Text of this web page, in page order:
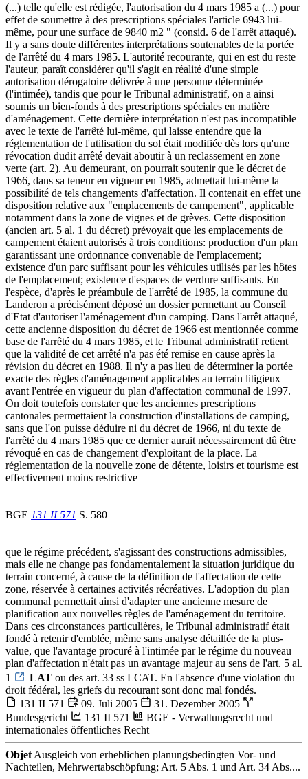
(...) telle qu'elle est rédigée, l'autorisation du 4 mars 1985 a (...) pour
effet de soumettre à des prescriptions spéciales l'article 6943 lui-
même, pour une surface de 9840 m2 " (consid. 6 de l'arrêt attaqué).
Il y a sans doute différentes interprétations soutenables de la portée
de l'arrêté du 4 mars 1985. L'autorité recourante, qui en est du reste
l'auteur, paraît considérer qu'il s'agit en réalité d'une simple
autorisation dérogatoire délivrée à une personne déterminée
(l'intimée), tandis que pour le Tribunal administratif, on a ainsi
soumis un bien-fonds à des prescriptions spéciales en matière
d'aménagement. Cette dernière interprétation n'est pas incompatible
avec le texte de l'arrêté lui-même, qui laisse entendre que la
réglementation de l'utilisation du sol était modifiée dès lors qu'une
révocation dudit arrêté devait aboutir à un reclassement en zone
verte (art. 2). Au demeurant, on pourrait soutenir que le décret de
1966, dans sa teneur en vigueur en 1985, admettait lui-même la
possibilité de tels changements d'affectation. Il contenait en effet une
disposition relative aux "emplacements de campement", applicable
notamment dans la zone de vignes et de grèves. Cette disposition
(ancien art. 5 al. 1 du décret) prévoyait que les emplacements de
campement étaient autorisés à trois conditions: production d'un plan
garantissant une ordonnance convenable de l'emplacement;
existence d'un parc suffisant pour les véhicules utilisés par les hôtes
de l'emplacement; existence d'espaces de verdure suffisants. En
l'espèce, d'après le préambule de l'arrêté de 1985, la commune du
Landeron a précisément déposé un dossier permettant au Conseil
d'Etat d'autoriser l'aménagement d'un camping. Dans l'arrêt attaqué,
cette ancienne disposition du décret de 1966 est mentionnée comme
base de l'arrêté du 4 mars 1985, et le Tribunal administratif retient
que la validité de cet arrêté n'a pas été remise en cause après la
révision du décret en 1988. Il n'y a pas lieu de déterminer la portée
exacte des règles d'aménagement applicables au terrain litigieux
avant l'entrée en vigueur du plan d'affectation communal de 1997.
On doit toutefois constater que les anciennes prescriptions
cantonales permettaient la construction d'installations de camping,
sans que l'on puisse déduire ni du décret de 1966, ni du texte de
l'arrêté du 4 mars 1985 que ce dernier aurait nécessairement dû être
révoqué en cas de changement d'exploitant de la place. La
réglementation de la nouvelle zone de détente, loisirs et tourisme est
effectivement moins restrictive
BGE 131 II 571 S. 580
que le régime précédent, s'agissant des constructions admissibles,
mais elle ne change pas fondamentalement la situation juridique du
terrain concerné, à cause de la définition de l'affectation de cette
zone, réservée à certaines activités récréatives. L'adoption du plan
communal permettait ainsi d'adapter une ancienne mesure de
planification aux nouvelles règles de l'aménagement du territoire.
Dans ces circonstances particulières, le Tribunal administratif était
fondé à retenir d'emblée, même sans analyse détaillée de la plus-
value, que l'avantage procuré à l'intimée par le régime du nouveau
plan d'affectation n'était pas un avantage majeur au sens de l'art. 5 al.
1
LAT ou des art. 33 ss LCAT. En l'absence d'une violation du
droit fédéral, les griefs du recourant sont donc mal fondés.
131 II 571
09. Juli 2005
31. Dezember 2005
Bundesgericht
131 II 571
BGE - Verwaltungsrecht und
internationales öffentliches Recht
Objet Ausgleich von erheblichen planungsbedingten Vor- und
Nachteilen, Mehrwertabschöpfung; Art. 5 Abs. 1 und Art. 34 Abs....